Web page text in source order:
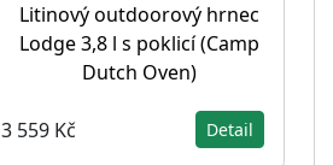
Litinový outdoorový hrnec
Lodge 3,8 l s poklicí (Camp
Dutch Oven)
3 559 Kč Detail